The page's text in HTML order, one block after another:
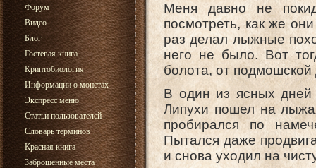
Форум
Видео
Блог
Гостевая книга
Криптобиология
Информации о монетах
Экспресс меню
Статьи пользователей
Словарь терминов
Красная книга
Заброшенные места
Меня давно не
посмотреть, как же
раз делал лыжные
него не было. Вот
болота, от подмошской
В один из ясных
Липухи пошел на
пробирался по
Пытался даже
и снова уходил на